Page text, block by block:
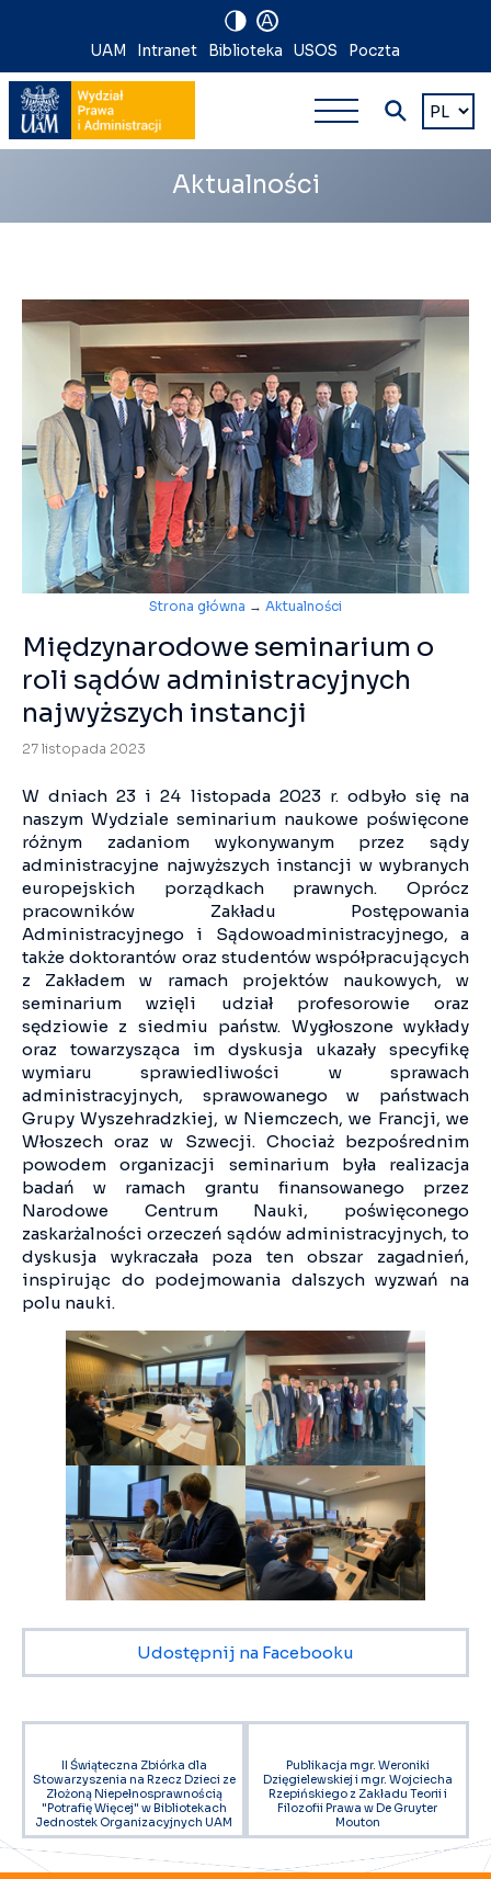
A
Nawigacja
na
skróty
UAM Intranet Biblioteka USOS Poczta
główna
Wybierz
język
Aktualności
Strona główna → Aktualności
Międzynarodowe seminarium o
roli sądów administracyjnych
najwyższych instancji
27 listopada 2023
W dniach 23 i 24 listopada 2023 r. odbyło się na
naszym Wydziale seminarium naukowe poświęcone
różnym zadaniom wykonywanym przez sądy
administracyjne najwyższych instancji w wybranych
europejskich porządkach prawnych. Oprócz
pracowników Zakładu Postępowania
Administracyjnego i Sądowoadministracyjnego, a
także doktorantów oraz studentów współpracujących
z Zakładem w ramach projektów naukowych, w
seminarium wzięli udział profesorowie oraz
sędziowie z siedmiu państw. Wygłoszone wykłady
oraz towarzysząca im dyskusja ukazały specyfikę
wymiaru sprawiedliwości w sprawach
administracyjnych, sprawowanego w państwach
Grupy Wyszehradzkiej, w Niemczech, we Francji, we
Włoszech oraz w Szwecji. Chociaż bezpośrednim
powodem organizacji seminarium była realizacja
badań w ramach grantu finansowanego przez
Narodowe Centrum Nauki, poświęconego
zaskarżalności orzeczeń sądów administracyjnych, to
dyskusja wykraczała poza ten obszar zagadnień,
inspirując do podejmowania dalszych wyzwań na
polu nauki.
Udostępnij na Facebooku
II Świąteczna Zbiórka dla
Stowarzyszenia na Rzecz Dzieci ze
Złożoną Niepełnosprawnością
"Potrafię Więcej" w Bibliotekach
Jednostek Organizacyjnych UAM
Publikacja mgr. Weroniki
Dzięgielewskiej i mgr. Wojciecha
Rzepińskiego z Zakładu Teorii i
Filozofii Prawa w De Gruyter
Mouton